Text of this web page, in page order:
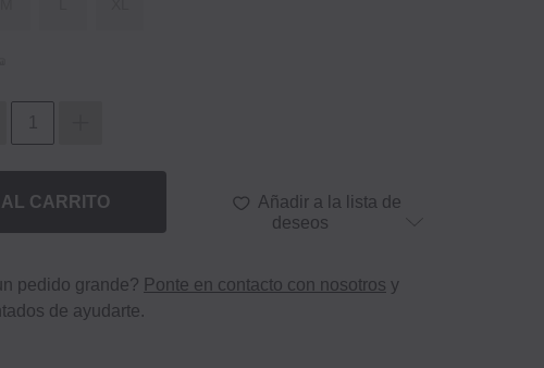
CARRITO
Añadir a la lista de
deseos
pedido grande? Ponte en contacto con nosotros y
de ayudarte.